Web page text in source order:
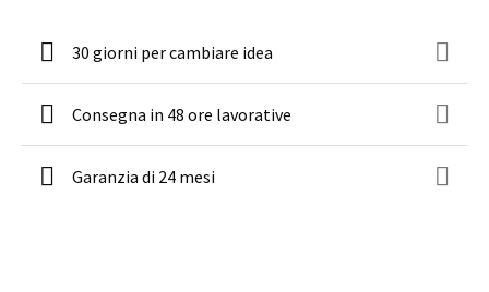
30 giorni per cambiare idea
Consegna in 48 ore lavorative
Garanzia di 24 mesi